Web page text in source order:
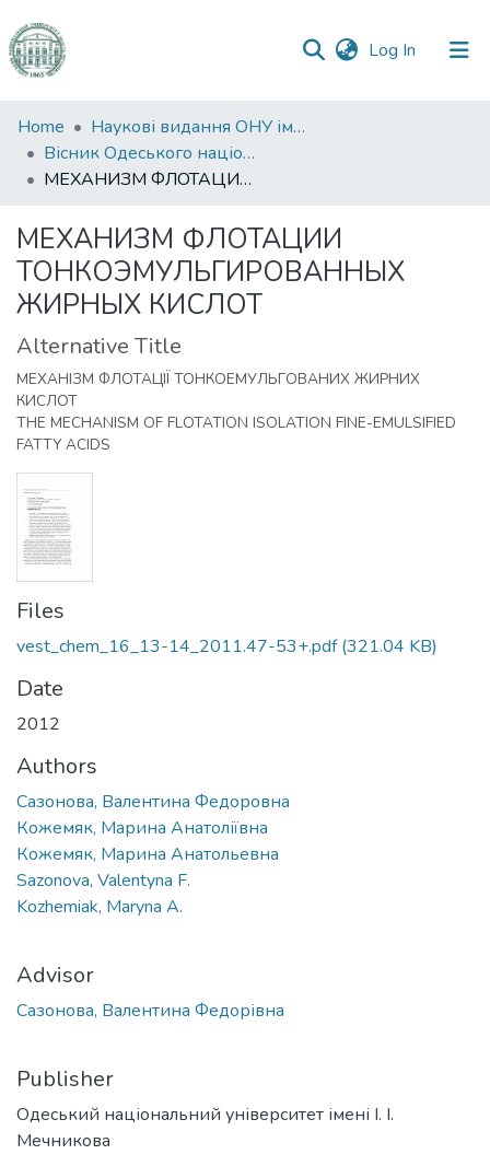
Log In (current)
Communities
&
Collections
Statistics
Home
Наукові видання ОНУ імені І. І. Мечникова
Вісник Одеського національного університету. Хімія
МЕХАНИЗМ ФЛОТАЦИИ ТОНКОЭМУЛЬГИРОВАННЫХ ЖИРНЫХ КИСЛОТ
МЕХАНИЗМ ФЛОТАЦИИ
ТОНКОЭМУЛЬГИРОВАННЫХ
ЖИРНЫХ КИСЛОТ
Alternative Title
МЕХАНІЗМ ФЛОТАЦІЇ ТОНКОЕМУЛЬГОВАНИХ ЖИРНИХ
КИСЛОТ
THE MECHANISM OF FLOTATION ISOLATION FINE-EMULSIFIED
FATTY ACIDS
Files
vest_chem_16_13-14_2011.47-53+.pdf(321.04 KB)
Date
2012
Authors
Сазонова, Валентина Федоровна
Кожемяк, Марина Анатоліївна
Кожемяк, Марина Анатольевна
Sazonova, Valentyna F.
Kozhemiak, Maryna A.
Advisor
Сазонова, Валентина Федорівна
Publisher
Одеський національний університет імені І. І.
Мечникова